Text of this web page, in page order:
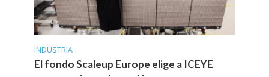
INDUSTRIA
El fondo Scaleup Europe elige a ICEYE